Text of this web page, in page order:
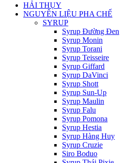
HẢI THỤY
NGUYÊN LIỆU PHA CHẾ
SYRUP
Syrup Đường Đen
Syrup Monin
Syrup Torani
Syrup Teisseire
Syrup Giffard
Syrup DaVinci
Syrup Shott
Syrup Sun-Up
Syrup Maulin
Syrup Falu
Syrup Pomona
Syrup Hestia
Syrup Hàng Huy
Syrup Cruzie
Siro Boduo